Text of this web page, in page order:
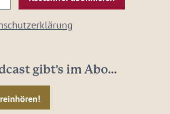
gibt's im Abo...